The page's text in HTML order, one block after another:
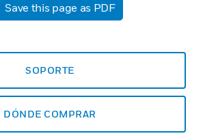
Save this page as PDF
SOPORTE
DÓNDE COMPRAR